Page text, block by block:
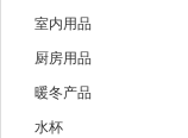
室内用品
厨房用品
暖冬产品
水杯